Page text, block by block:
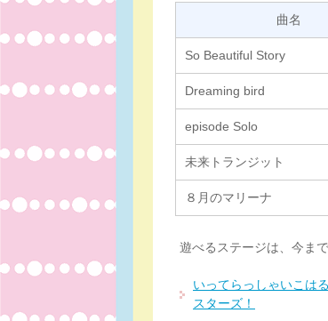
曲名
So Beautiful Story
Dreaming bird
episode Solo
未来トランジット
８月のマリーナ
遊べるステージは、今ま
いってらっしゃいこは
スターズ！